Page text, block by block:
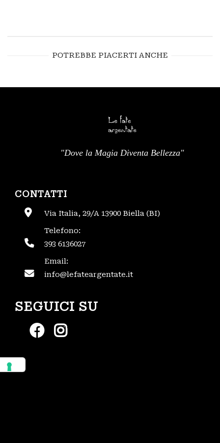
POTREBBE PIACERTI ANCHE
"Dove la Magia Diventa Bellezza"
CONTATTI
Via Italia, 29/A 13900 Biella (BI)
Telefono:
393 6136027
Email:
info@lefateargentate.it
SEGUICI SU